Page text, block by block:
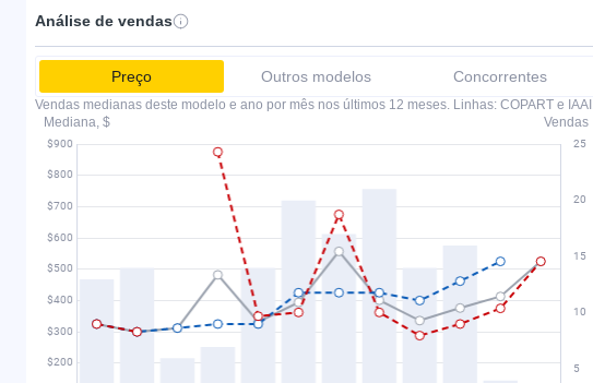
Análise de vendas
Preço Outros modelos Concorrentes
Vendas medianas deste modelo e ano por mês nos últimos 12 meses. Linhas: COPART e IAAI.
Mediana, $
Vendas